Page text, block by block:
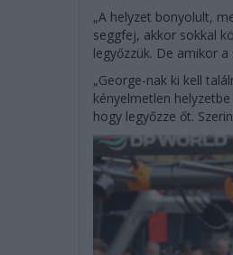
„A helyzet bonyolult,
seggfej, akkor sokkal
legyőzzük. De amikor
„George-nak ki kell
kényelmetlen
hogy legyőzze őt.